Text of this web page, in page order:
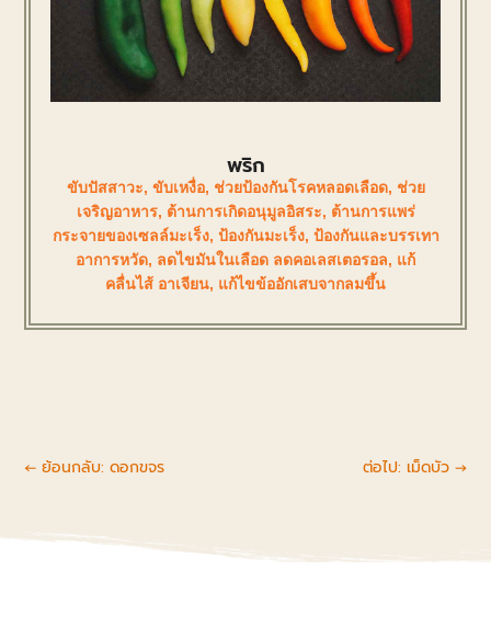
พริก
ขับปัสสาวะ, ขับเหงื่อ, ช่วยป้องกันโรคหลอดเลือด, ช่วย
เจริญอาหาร, ต้านการเกิดอนุมูลอิสระ, ต้านการแพร่
กระจายของเซลล์มะเร็ง, ป้องกันมะเร็ง, ป้องกันและบรรเทา
อาการหวัด, ลดไขมันในเลือด ลดคอเลสเตอรอล, แก้
คลื่นไส้ อาเจียน, แก้ไขข้ออักเสบจากลมขึ้น
←ย้อนกลับ: ดอกขจร ต่อไป: เม็ดบัว→